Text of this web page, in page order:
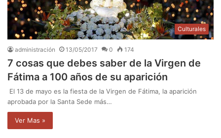
Culturales
administración 13/05/2017 0 174
7 cosas que debes saber de la Virgen de
Fátima a 100 años de su aparición
El 13 de mayo es la fiesta de la Virgen de Fátima, la aparición
aprobada por la Santa Sede más…
Ver Mas »